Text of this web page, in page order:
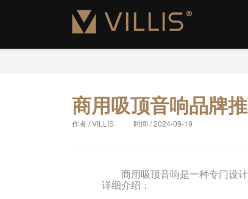
新闻中心
商用吸顶音响品牌
作者 / VILLIS 时间 / 2024-09-19
商用吸顶音响是一种专门设计
详细介绍：